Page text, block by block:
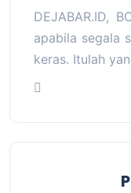
DEJABAR.ID,
apabila segala
keras. Itulah